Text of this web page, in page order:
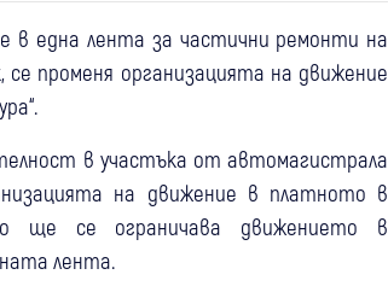
в една лента за частични ремонти на
променя организацията на движение
в участъка от автомагистрала
на движение в платното в
ще се ограничава движението в
лента.